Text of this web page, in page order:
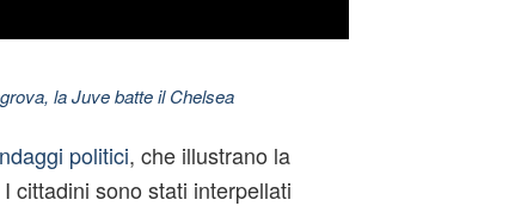
la Juve batte il Chelsea
politici, che illustrano la
cittadini sono stati interpellati